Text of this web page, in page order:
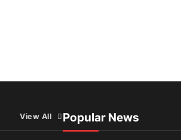
View All Popular News